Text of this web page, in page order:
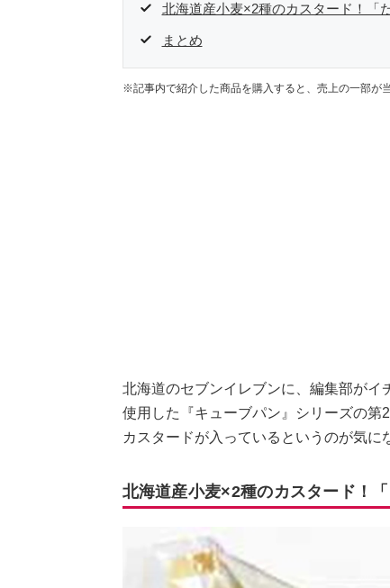
北海道産小麦×2種のカスタード！「
まとめ
※記事内で紹介した商品を購入すると、売上の一部が
北海道のセブンイレブンに、編集部が
使用した『キューブパン』シリーズの
カスタードが入っているというのが気に
北海道産小麦×2種のカスタード！